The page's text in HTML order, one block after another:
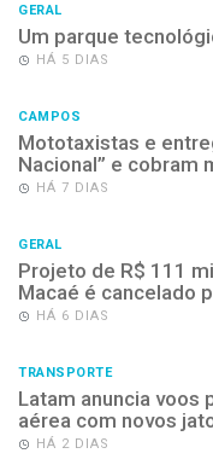
GERAL
Um parque
HÁ 5 DIAS
CAMPOS
Mototaxistas e
Nacional” e cobram
HÁ 7 DIAS
GERAL
Projeto de R$ 111
Macaé é cancelado
HÁ 6 DIAS
TRANSPORTE
Latam anuncia voos
aérea com novos
HÁ 2 DIAS